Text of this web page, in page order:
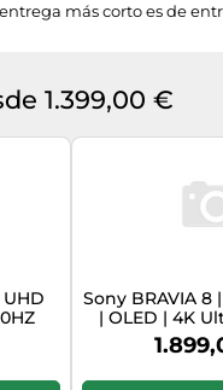
más corto es de
1.399,00 €
UHD
Sony BRAVIA 8
| OLED | 4K
rango
Smart TV